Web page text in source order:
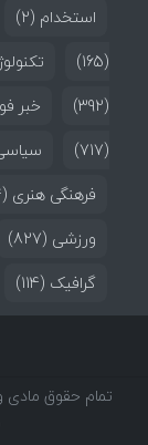
استخدام (2)
(165)
(392)
خبر
(717)
فرهنگی هنری (484)
ورزشی (827)
گرافیک (114)
تمام حقوق